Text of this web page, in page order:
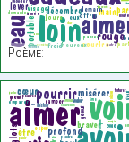
Poème: